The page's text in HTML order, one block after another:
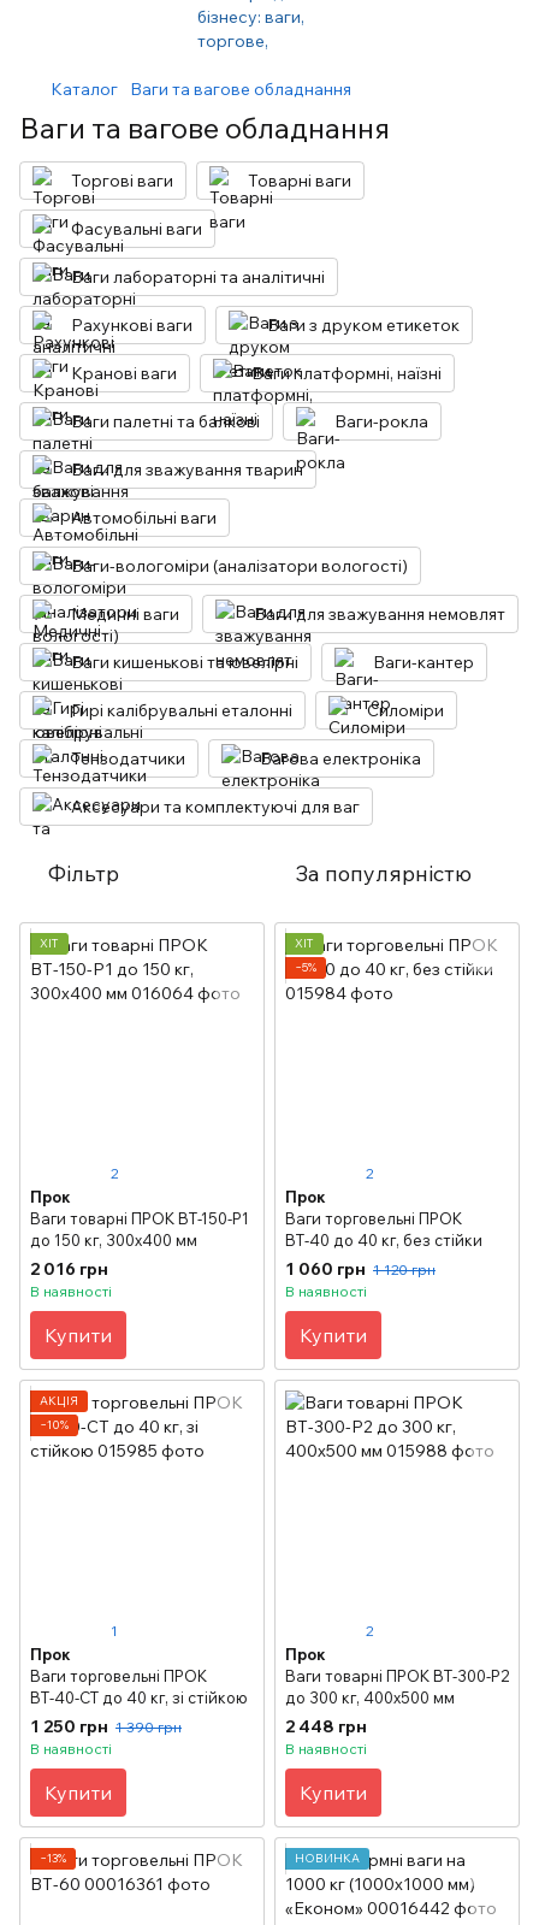
Каталог Ваги та вагове обладнання
Ваги та вагове обладнання
Торгові ваги Товарні ваги
Фасувальні ваги
Ваги лабораторні та аналітичні
Рахункові ваги Ваги з друком етикеток
Кранові ваги Ваги платформні, наїзні
Ваги палетні та балкові Ваги-рокла
Ваги для зважування тварин
Автомобільні ваги
Ваги-вологоміри (аналізатори вологості)
Медичні ваги Ваги для зважування немовлят
Ваги кишенькові та ювелірні Ваги-кантер
Гирі калібрувальні еталонні Силоміри
Тензодатчики Вагова електроніка
Аксесуари та комплектуючі для ваг
Фільтр За популярністю
ХІТ
2
Прок
Ваги товарні ПРОК ВТ-150-Р1
до 150 кг, 300х400 мм
2 016 грн
В наявності
Купити
ХІТ
−5%
2
Прок
Ваги торговельні ПРОК
ВТ-40 до 40 кг, без стійки
1 060 грн 1 120 грн
В наявності
Купити
АКЦІЯ
−10%
1
Прок
Ваги торговельні ПРОК
ВТ-40-СТ до 40 кг, зі стійкою
1 250 грн 1 390 грн
В наявності
Купити
2
Прок
Ваги товарні ПРОК ВТ-300-Р2
до 300 кг, 400х500 мм
2 448 грн
В наявності
Купити
−13% НОВИНКА